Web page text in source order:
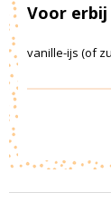
Voor erbij
vanille-ijs (of